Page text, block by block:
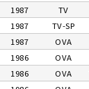
1987
TV
1987 TV-SP
1987 OVA
1986
OVA
1986
OVA